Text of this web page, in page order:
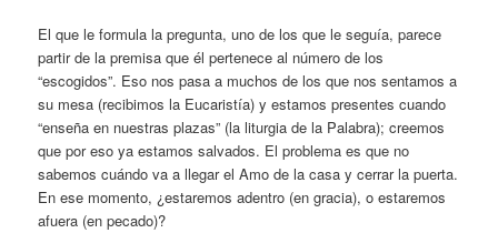
El que le formula la pregunta, uno de los que le seguía, parece
partir de la premisa que él pertenece al número de los
“escogidos”. Eso nos pasa a muchos de los que nos sentamos a
su mesa (recibimos la Eucaristía) y estamos presentes cuando
“enseña en nuestras plazas” (la liturgia de la Palabra); creemos
que por eso ya estamos salvados. El problema es que no
sabemos cuándo va a llegar el Amo de la casa y cerrar la puerta.
En ese momento, ¿estaremos adentro (en gracia), o estaremos
afuera (en pecado)?